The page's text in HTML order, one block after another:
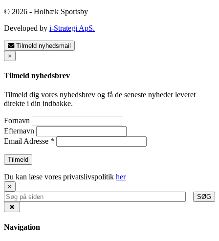
© 2026 - Holbæk Sportsby
Developed by i-Strategi ApS.
Tilmeld nyhedsmail
×
Tilmeld nyhedsbrev
Tilmeld dig vores nyhedsbrev og få de seneste nyheder leveret
direkte i din indbakke.
Fornavn
Efternavn
Email Adresse *
Du kan læse vores privatslivspolitik her
×
SØG
Navigation